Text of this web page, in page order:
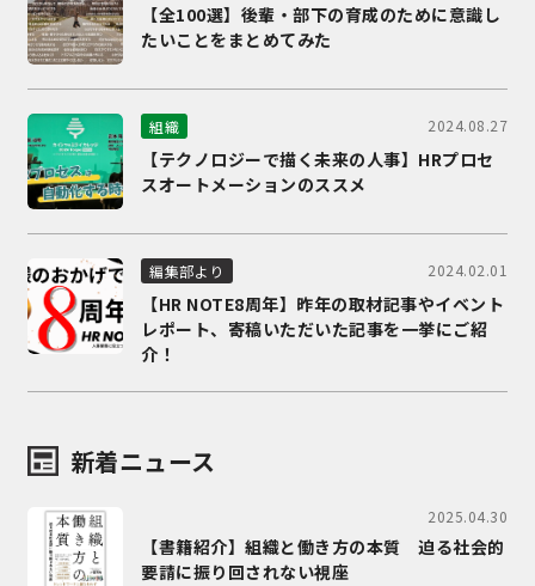
【全100選】後輩・部下の育成のために意識し
たいことをまとめてみた
組織 2024.08.27
【テクノロジーで描く未来の人事】HRプロセ
スオートメーションのススメ
編集部より 2024.02.01
【HR NOTE8周年】昨年の取材記事やイベント
レポート、寄稿いただいた記事を一挙にご紹
介！
新着ニュース
2025.04.30
【書籍紹介】組織と働き方の本質 迫る社会的
要請に振り回されない視座